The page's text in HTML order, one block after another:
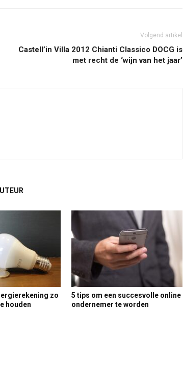
Volgend artikel
Castell’in Villa 2012 Chianti Classico DOCG is
met recht de ‘wijn van het jaar’
zo
houden
5 tips om een succesvolle online
ondernemer te worden